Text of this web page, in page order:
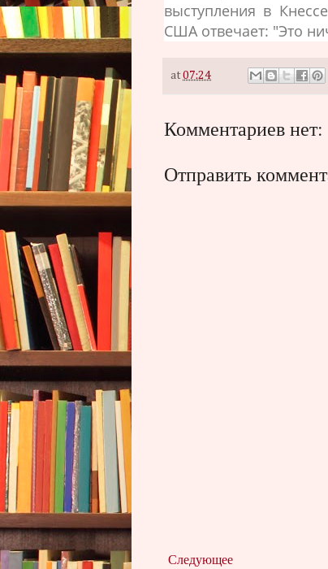
выступления в
США отвечает: "Это
at07:24
Комментариев нет:
Отправить
Следующее